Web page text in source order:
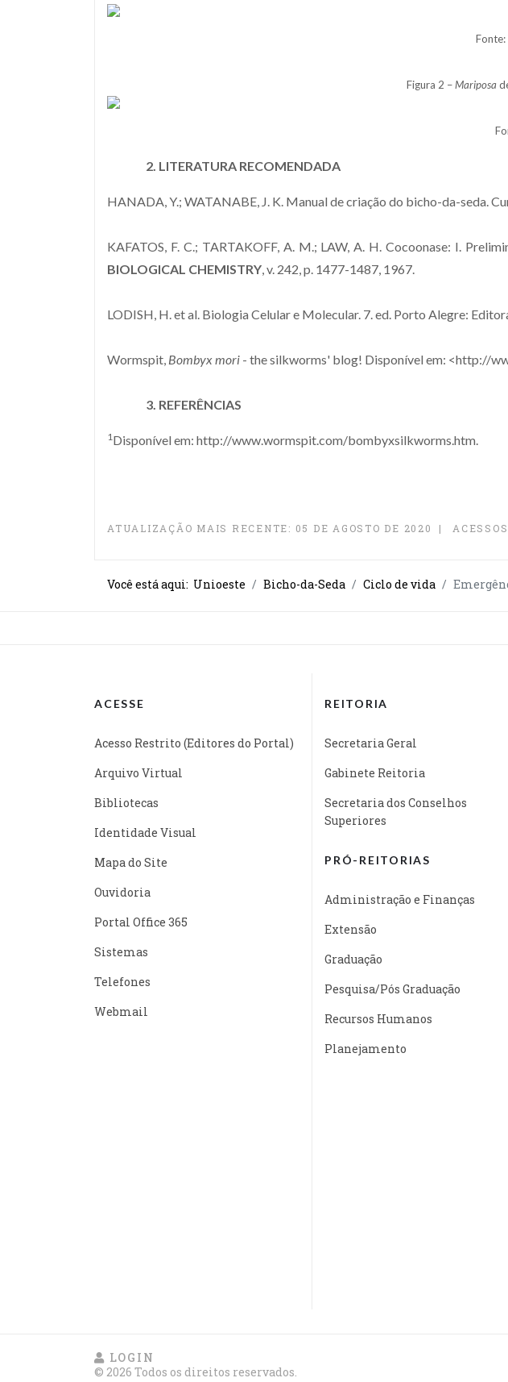
Figura 2 –Mariposa
2. LITERATURA RECOMENDADA
HANADA, Y.; WATANABE, J. K. Manual de criação do bicho-da-seda.
KAFATOS, F. C.; TARTAKOFF, A. M.; LAW, A. H. Cocoonase: I.
BIOLOGICAL CHEMISTRY, v. 242, p. 1477-1487, 1967.
LODISH, H. et al. Biologia Celular e Molecular. 7. ed. Porto Alegre:
Wormspit, Bombyx mori - the silkworms' blog! Disponível em: <http://
3. REFERÊNCIAS
1Disponível em: http://www.wormspit.com/bombyxsilkworms.htm.
ATUALIZAÇÃO MAIS RECENTE: 05 DE AGOSTO DE 2020
Você está aqui: Unioeste Bicho-da-Seda Ciclo de vida
ACESSE
Acesso Restrito (Editores do Portal)
Arquivo Virtual
Bibliotecas
Identidade Visual
Mapa do Site
Ouvidoria
Portal Office 365
Sistemas
Telefones
Webmail
REITORIA
Secretaria Geral
Gabinete Reitoria
Secretaria dos Conselhos
Superiores
PRÓ-REITORIAS
Administração e Finanças
Extensão
Graduação
Pesquisa/Pós Graduação
Recursos Humanos
Planejamento
LOGIN
© 2026 Todos os direitos reservados.